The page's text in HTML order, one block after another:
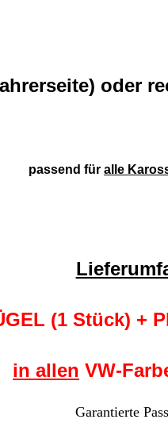
oder
passend füralle
(1 Stück) +
in allen VW-
Garantierte